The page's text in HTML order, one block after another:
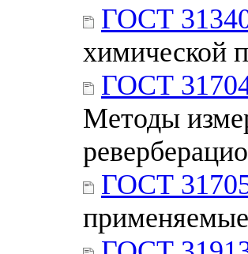
ГОСТ
химической
ГОСТ
Методы
ГОСТ